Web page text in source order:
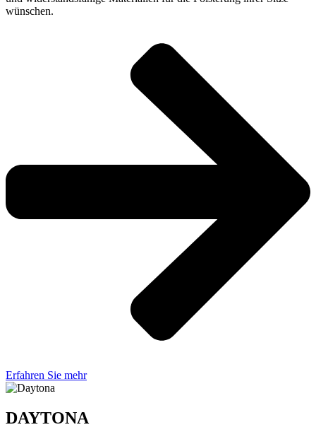
wünschen.
Erfahren Sie mehr
DAYTONA